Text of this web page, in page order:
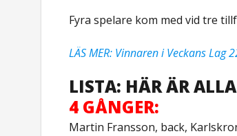
Fyra spelare kom med vid tre
LÄS MER: Vinnaren i Veckans Lag
LISTA: HÄR ÄR
4 GÅNGER:
Martin Fransson, back,